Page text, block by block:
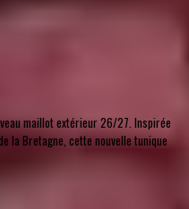
maillot extérieur 26/27. Inspirée
la Bretagne, cette nouvelle tunique